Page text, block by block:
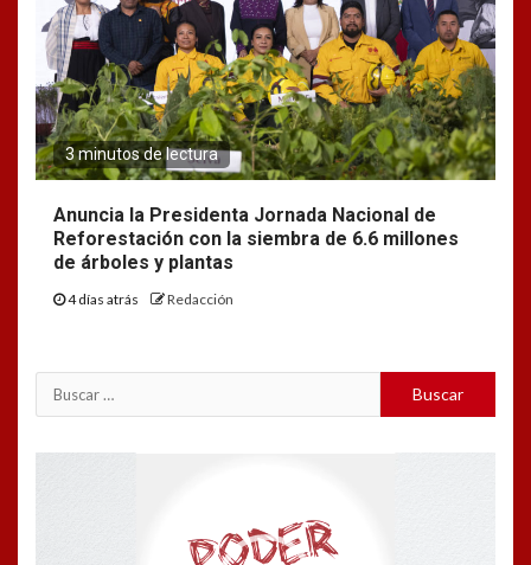
3 minutos de lectura
Anuncia la Presidenta Jornada Nacional de
Reforestación con la siembra de 6.6 millones
de árboles y plantas
4 días atrás Redacción
Buscar: